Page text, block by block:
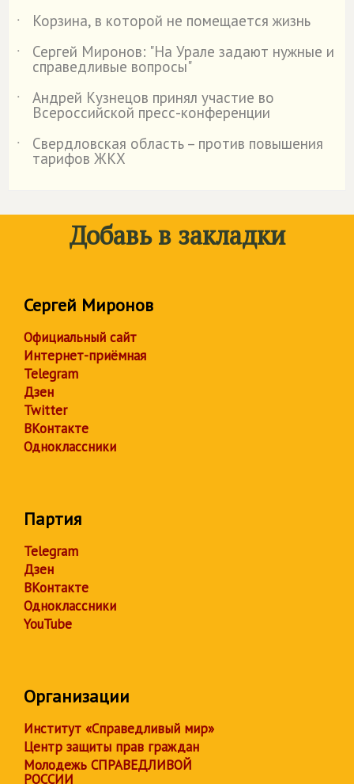
˙
Корзина, в которой не помещается жизнь
˙
Сергей Миронов: "На Урале задают нужные и
справедливые вопросы"
˙
Андрей Кузнецов принял участие во
Всероссийской пресс-конференции
˙
Свердловская область – против повышения
тарифов ЖКХ
Добавь в закладки
Сергей Миронов
Официальный сайт
Интернет-приёмная
Telegram
Дзен
Twitter
ВКонтакте
Одноклассники
Партия
Telegram
Дзен
ВКонтакте
Одноклассники
YouTube
Организации
Институт «Справедливый мир»
Центр защиты прав граждан
Молодежь СПРАВЕДЛИВОЙ
РОССИИ